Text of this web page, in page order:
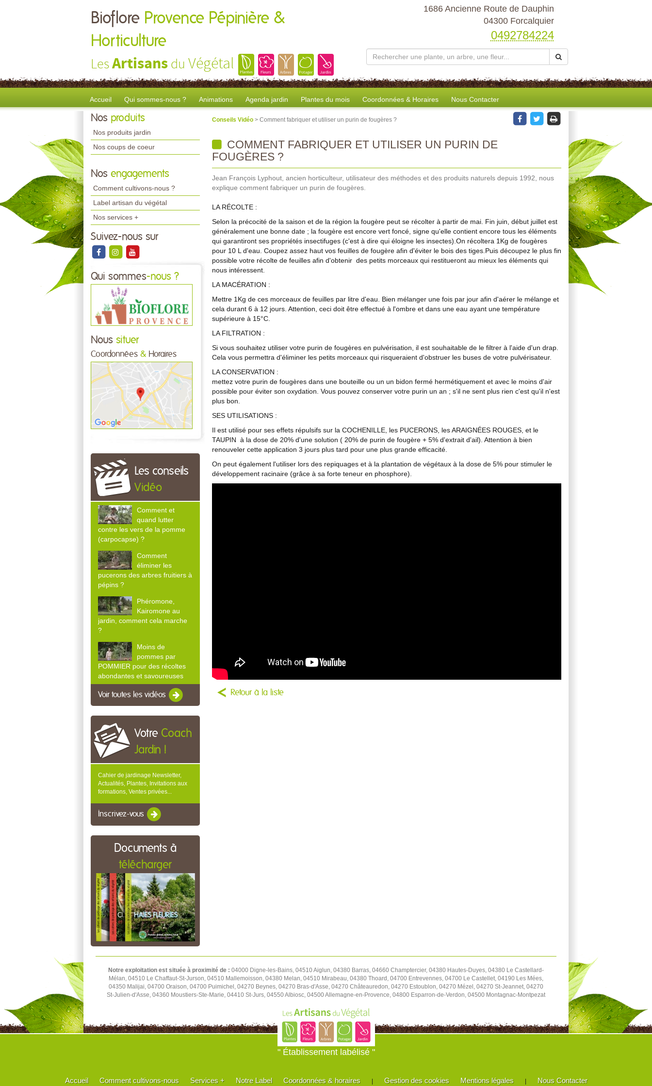
Bioflore Provence Pépinière &
Horticulture
LesArtisans du Végétal
1686 Ancienne Route de Dauphin
04300 Forcalquier
0492784224
Accueil Qui sommes-nous ? Animations Agenda jardin Plantes du mois Coordonnées & Horaires Nous Contacter
Nos produits
Nos produits jardin
Nos coups de coeur
Nos engagements
Comment cultivons-nous ?
Label artisan du végétal
Nos services +
Suivez-nous sur
Qui sommes-nous ?
Nous situer
Coordonnées & Horaires
Les conseils
Vidéo
Comment et
quand lutter
contre les vers de la pomme
(carpocapse) ?
Comment
éliminer les
pucerons des arbres fruitiers à
pépins ?
Phéromone,
Kairomone au
jardin, comment cela marche
?
Moins de
pommes par
POMMIER pour des récoltes
abondantes et savoureuses
Voir toutes les vidéos
Votre Coach
Jardin !
Cahier de jardinage Newsletter,
Actualités, Plantes, Invitations aux
formations, Ventes privées...
Inscrivez-vous
Documents à
télécharger
Conseils Vidéo > Comment fabriquer et utiliser un purin de fougères ?
COMMENT FABRIQUER ET UTILISER UN PURIN DE
FOUGÈRES ?
Jean François Lyphout, ancien horticulteur, utilisateur des méthodes et des produits naturels depuis 1992, nous
explique comment fabriquer un purin de fougères.
LA RÉCOLTE :
Selon la précocité de la saison et de la région la fougère peut se récolter à partir de mai. Fin juin, début juillet est
généralement une bonne date ; la fougère est encore vert foncé, signe qu'elle contient encore tous les éléments
qui garantiront ses propriétés insectifuges (c'est à dire qui éloigne les insectes).On récoltera 1Kg de fougères
pour 10 L d'eau. Coupez assez haut vos feuilles de fougère afin d'éviter le bois des tiges.Puis découpez le plus fin
possible votre récolte de feuilles afin d'obtenir des petits morceaux qui restitueront au mieux les éléments qui
nous intéressent.
LA MACÉRATION :
Mettre 1Kg de ces morceaux de feuilles par litre d'eau. Bien mélanger une fois par jour afin d'aérer le mélange et
cela durant 6 à 12 jours. Attention, ceci doit être effectué à l'ombre et dans une eau ayant une température
supérieure à 15°C.
LA FILTRATION :
Si vous souhaitez utiliser votre purin de fougères en pulvérisation, il est souhaitable de le filtrer à l'aide d'un drap.
Cela vous permettra d'éliminer les petits morceaux qui risqueraient d'obstruer les buses de votre pulvérisateur.
LA CONSERVATION :
mettez votre purin de fougères dans une bouteille ou un un bidon fermé hermétiquement et avec le moins d'air
possible pour éviter son oxydation. Vous pouvez conserver votre purin un an ; s'il ne sent plus rien c'est qu'il n'est
plus bon.
SES UTILISATIONS :
Il est utilisé pour ses effets répulsifs sur la COCHENILLE, les PUCERONS, les ARAIGNÉES ROUGES, et le
TAUPIN à la dose de 20% d'une solution ( 20% de purin de fougère + 5% d'extrait d'ail). Attention à bien
renouveler cette application 3 jours plus tard pour une plus grande efficacité.
On peut également l'utiliser lors des repiquages et à la plantation de végétaux à la dose de 5% pour stimuler le
développement racinaire (grâce à sa forte teneur en phosphore).
Retour à la liste
Notre exploitation est située à proximité de : 04000 Digne-les-Bains, 04510 Aiglun, 04380 Barras, 04660 Champtercier, 04380 Hautes-Duyes, 04380 Le Castellard-
Mélan, 04510 Le Chaffaut-St-Jurson, 04510 Mallemoisson, 04380 Melan, 04510 Mirabeau, 04380 Thoard, 04700 Entrevennes, 04700 Le Castellet, 04190 Les Mées,
04350 Malijai, 04700 Oraison, 04700 Puimichel, 04270 Beynes, 04270 Bras-d'Asse, 04270 Châteauredon, 04270 Estoublon, 04270 Mézel, 04270 St-Jeannet, 04270
St-Julien-d'Asse, 04360 Moustiers-Ste-Marie, 04410 St-Jurs, 04550 Albiosc, 04500 Allemagne-en-Provence, 04800 Esparron-de-Verdon, 04500 Montagnac-Montpezat
" Établissement labélisé "
Accueil Comment cultivons-nous Services + Notre Label Coordonnées & horaires | Gestion des cookies Mentions légales | Nous Contacter